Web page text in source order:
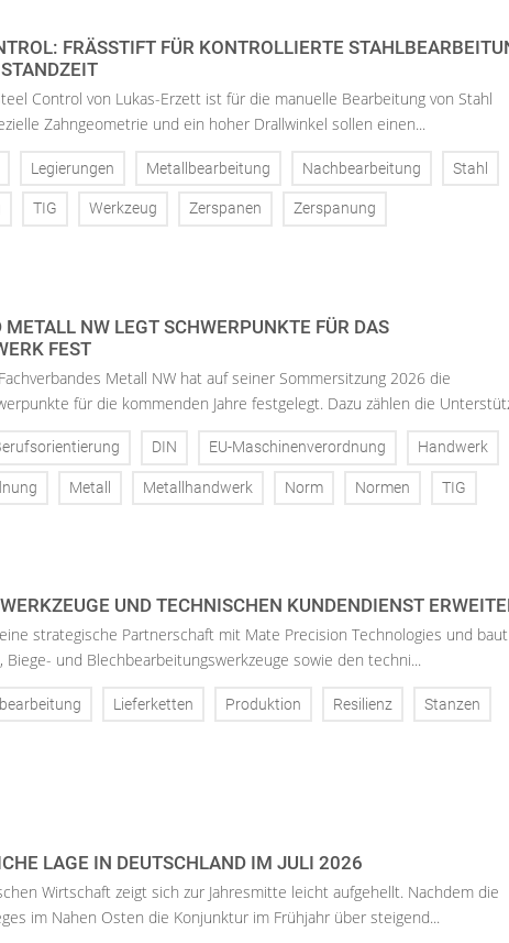
FRÄSSTIFT FÜR KONTROLLIERTE
Control von Lukas-Erzett ist für die manuelle Bearbeitung von Stahl
Zahngeometrie und ein hoher Drallwinkel sollen einen...
Legierungen Metallbearbeitung Nachbearbeitung Stahl
TIG Werkzeug Zerspanen Zerspanung
METALL NW LEGT SCHWERPUNKTE FÜR DAS
FEST
Metall NW hat auf seiner Sommersitzung 2026 die
für die kommenden Jahre festgelegt. Dazu zählen die
DIN EU-Maschinenverordnung Handwerk
Metall Metallhandwerk Norm Normen TIG
UND TECHNISCHEN KUNDENDIENST
strategische Partnerschaft mit Mate Precision Technologies und
Biege- und Blechbearbeitungswerkzeuge sowie den techni...
Lieferketten Produktion Resilienz Stanzen
LAGE IN DEUTSCHLAND IM JULI 2026
Wirtschaft zeigt sich zur Jahresmitte leicht aufgehellt. Nachdem die
im Nahen Osten die Konjunktur im Frühjahr über steigend...